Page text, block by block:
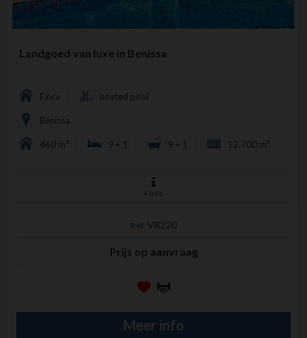
Landgoed van luxe in Benissa
Finca heated pool
Benissa
460 m² 9 + 1 9 + 1 12.700 m²
+ Info
Ref. VB220
Prijs op aanvraag
Meer info